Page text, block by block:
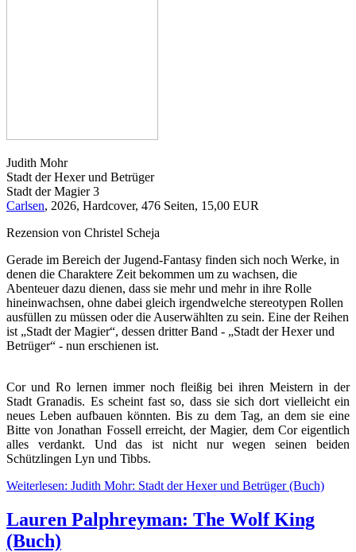
Judith Mohr
Stadt der Hexer und Betrüger
Stadt der Magier 3
Carlsen, 2026, Hardcover, 476 Seiten, 15,00 EUR
Rezension von Christel Scheja
Gerade im Bereich der Jugend-Fantasy finden sich noch Werke, in
denen die Charaktere Zeit bekommen um zu wachsen, die
Abenteuer dazu dienen, dass sie mehr und mehr in ihre Rolle
hineinwachsen, ohne dabei gleich irgendwelche stereotypen Rollen
ausfüllen zu müssen oder die Auserwählten zu sein. Eine der Reihen
ist „Stadt der Magier“, dessen dritter Band - „Stadt der Hexer und
Betrüger“ - nun erschienen ist.
Cor und Ro lernen immer noch fleißig bei ihren Meistern in der
Stadt Granadis. Es scheint fast so, dass sie sich dort vielleicht ein
neues Leben aufbauen könnten. Bis zu dem Tag, an dem sie eine
Bitte von Jonathan Fossell erreicht, der Magier, dem Cor eigentlich
alles verdankt. Und das ist nicht nur wegen seinen beiden
Schützlingen Lyn und Tibbs.
Weiterlesen: Judith Mohr: Stadt der Hexer und Betrüger (Buch)
Lauren Palphreyman: The Wolf King
(Buch)